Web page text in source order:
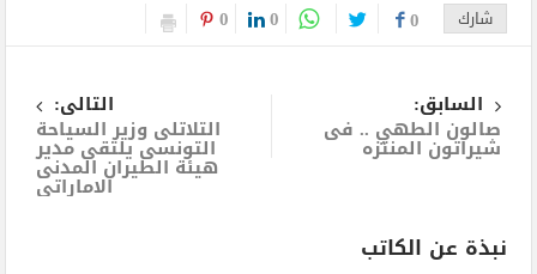
شارك 0
0
0
السابق:
صالون الطهي .. فى
شيراتون المنتزه
التالى:
التلاتلى وزير السياحة
التونسى يلتقى مدير
هيئة الطيران المدنى
الاماراتى
نبذة عن الكاتب